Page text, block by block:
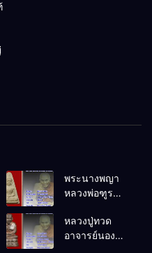
พระนางพญา
หลวงพ่อฑูรย์
พ.ศ.2512
หลวงปู่ทวด
อาจารย์นอง